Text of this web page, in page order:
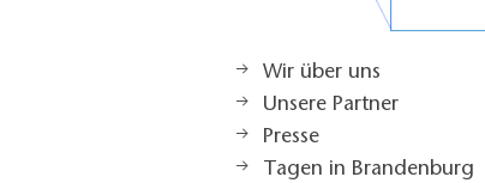
Wir über uns
Unsere Partner
Presse
Tagen in Brandenburg